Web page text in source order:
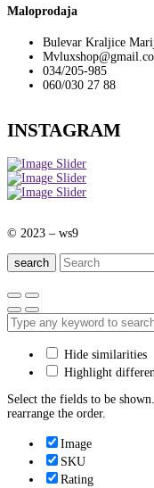
Maloprodaja
Bulevar Kraljice
034/205-985
060/030 27 88
INSTAGRAM
© 2023 – ws9
search
Hide similarities
Highlight
Select the fields to be
rearrange the order.
Image
SKU
Rating